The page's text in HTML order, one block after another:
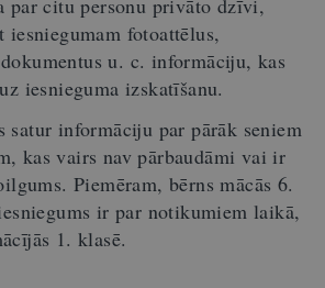
par citu personu privāto dzīvi,
iesniegumam fotoattēlus,
u. c. informāciju, kas
iesnieguma izskatīšanu.
satur informāciju par pārāk seniem
kas vairs nav pārbaudāmi vai ir
Piemēram, bērns mācās 6.
ir par notikumiem laikā,
1. klasē.